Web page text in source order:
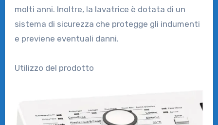
molti anni. Inoltre, la lavatrice è dotata di un
sistema di sicurezza che protegge gli indumenti
e previene eventuali danni.
Utilizzo del prodotto